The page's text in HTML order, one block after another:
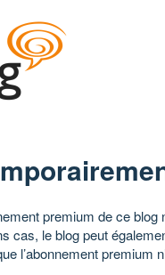
premium de ce
cas, le blog peut
l’abonnement premium